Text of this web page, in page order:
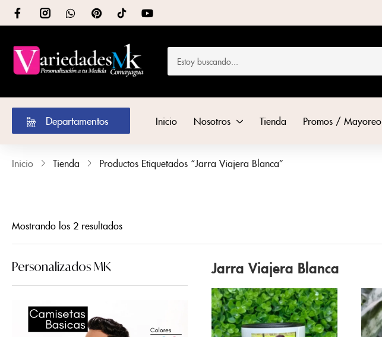
Departamentos Inicio Nosotros Tienda Promos / Mayoreo
Inicio Tienda Productos Etiquetados “Jarra Viajera Blanca”
Mostrando los 2 resultados
Personalizados MK Jarra Viajera Blanca